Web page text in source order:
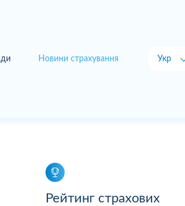
Новини страхування Укр
Рейтинг страхових